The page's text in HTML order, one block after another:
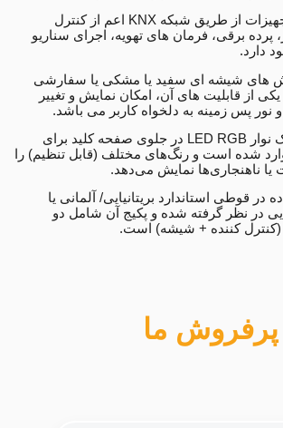
امکان کنترل کلیه تجهیزات از طریق شبکه KNX اعم از کنترل
برقی، فرمان های تهویه، اجرای سناریو
دارد.
های شیشه ای سفید یا مشکی یا سفارشی
از قابلیت های آن، امکان نمایش و تغییر
نور پس زمینه به دلخواه کاربر می باشد.
این دستگاه دارای یک نوار LED RGB در جلوی صفحه کلید برای
شده است و رنگ‌های مختلف (قابل تنظیم) را
ناهنجاری‌ها نمایش می‌دهد.
در قوطی استاندارد بریتانیایی/ آلمانی یا
در نظر گرفته شده و پکیج آن شامل دو
کننده + شیشه) است.
ما